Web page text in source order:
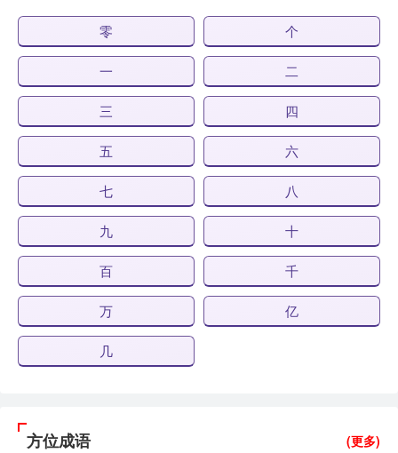
零 个
一 二
三 四
五 六
七 八
九 十
百 千
万 亿
几
方位成语 (更多)